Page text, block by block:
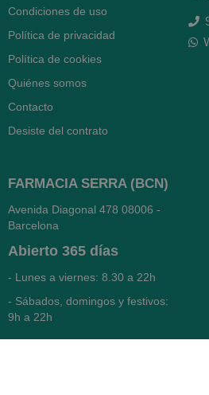
Condiciones de uso
Política de privacidad
Política de cookies
Quiénes somos
Contacto
Desiste del contrato
FARMACIA SERRA (BCN)
Avenida Diagonal 478 08006 -
Barcelona
Abierto 365 días
- Lunes a viernes: 8.30 a 22h
- Sábados, domingos y festivos:
9h a 22h